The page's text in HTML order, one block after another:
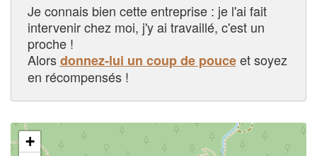
Je connais bien cette entreprise : je l'ai fait
intervenir chez moi, j'y ai travaillé, c'est un
proche !
Alorsdonnez-lui un coup de pouceet soyez
en récompensés !
+